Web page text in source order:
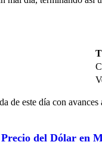
de este día con avances
Precio del Dólar en